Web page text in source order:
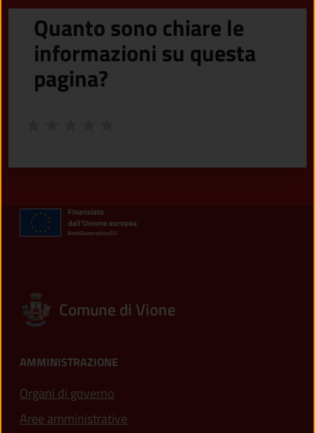
Quanto sono chiare le
informazioni su questa
pagina?
Comune di Vione
AMMINISTRAZIONE
Organi di governo
Aree amministrative